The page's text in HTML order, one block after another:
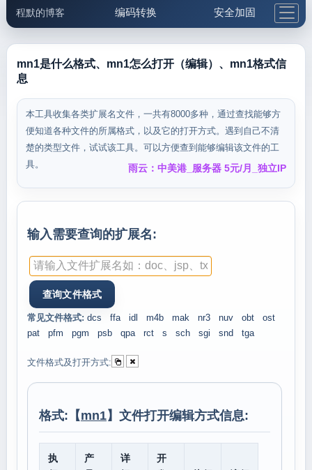
程默的博客 编码转换 安全加固
邮件工具 生活便民 更多工具
mn1是什么格式、mn1怎么打开（编辑）、mn1格式信
息
本工具收集各类扩展名文件，一共有8000多种，通过查找能够方
便知道各种文件的所属格式，以及它的打开方式。遇到自己不清
楚的类型文件，试试该工具。可以方便查到能够编辑该文件的工
具。
雨云：中美港_服务器 5元/月_独立IP
输入需要查询的扩展名:
常见文件格式: dcs ffa idl m4b mak nr3 nuv obt
ost
pat
pfm pgm psb qpa rct s sch sgi snd tga
文件格式及打开方式:
格式:【mn1】文件打开编辑方式信息:
执
产
详
开